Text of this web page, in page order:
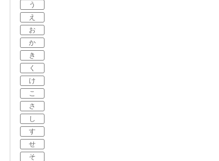
う
え
お
か
き
く
け
こ
さ
し
す
せ
そ